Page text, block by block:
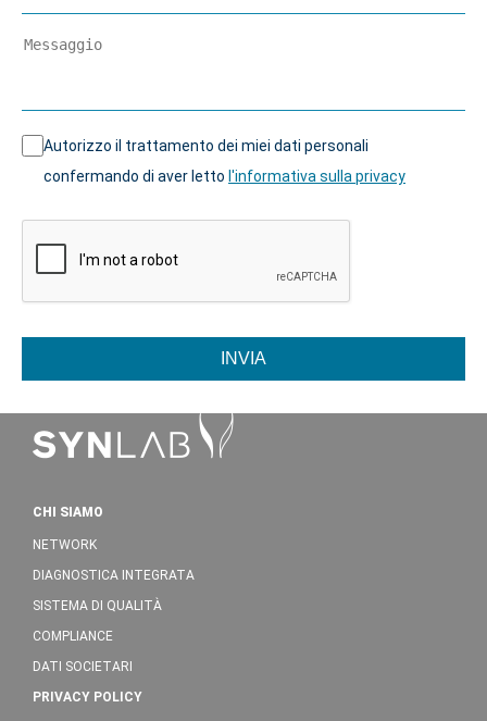
Autorizzo il trattamento dei miei dati personali
confermando di aver letto l'informativa sulla privacy
INVIA
CHI SIAMO
NETWORK
DIAGNOSTICA INTEGRATA
SISTEMA DI QUALITÀ
COMPLIANCE
DATI SOCIETARI
PRIVACY POLICY